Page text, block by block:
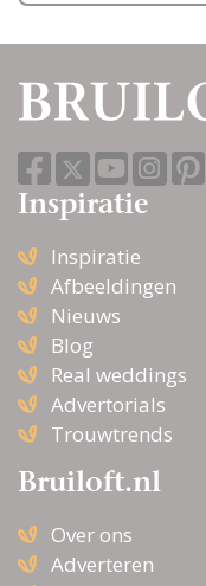
Inspiratie
Inspiratie
Afbeeldingen
Nieuws
Blog
Real weddings
Advertorials
Trouwtrends
Bruiloft.nl
Over ons
Adverteren